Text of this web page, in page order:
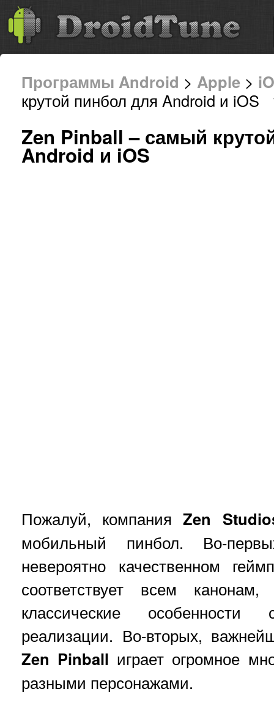
Программы Android > Apple >
крутой пинбол для Android и iOS
Zen Pinball – самый
Android и iOS
Пожалуй, компанияZen
мобильный пинбол. Во-
невероятно качественном
соответствует всем
классические
реализации. Во-вторых,
Zen Pinball играет огромное
разными персонажами.